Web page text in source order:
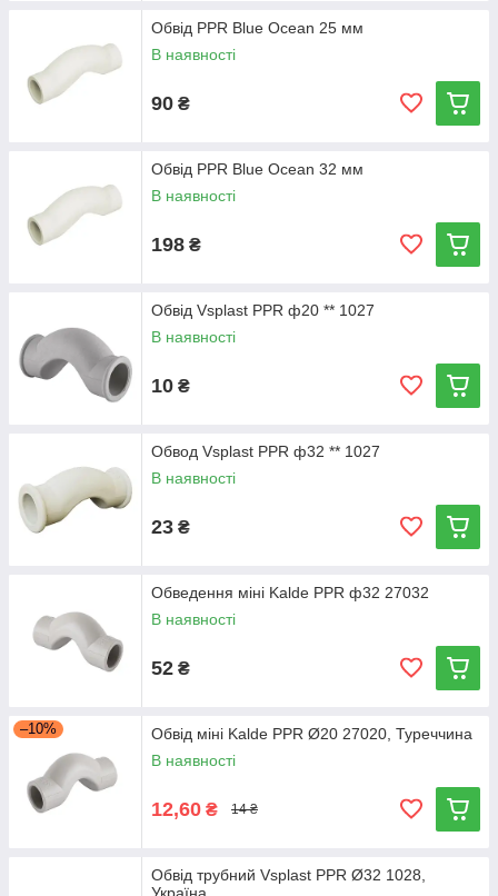
Обвід PPR Blue Ocean 25 мм
В наявності
90 ₴
Обвід PPR Blue Ocean 32 мм
В наявності
198 ₴
Обвід Vsplast PPR ф20 ** 1027
В наявності
10 ₴
Обвод Vsplast PPR ф32 ** 1027
В наявності
23 ₴
Обведення міні Kalde PPR ф32 27032
В наявності
52 ₴
–10%
Обвід міні Kalde PPR Ø20 27020, Туреччина
В наявності
12,60 ₴ 14 ₴
Обвід трубний Vsplast PPR Ø32 1028,